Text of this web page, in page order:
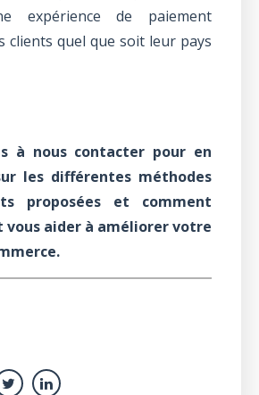
expérience de paiement
clients quel que soit leur pays
à nous contacter pour en
les différentes méthodes
proposées et comment
vous aider à améliorer votre